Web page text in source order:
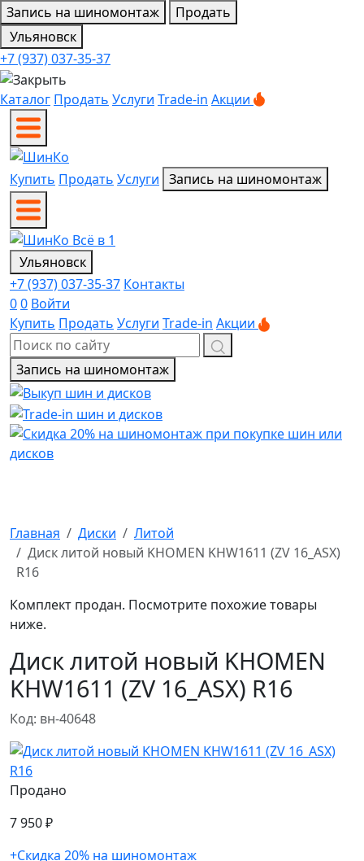
Запись на шиномонтаж
Продать
Ульяновск
+7 (937) 037-35-37
Каталог Продать Услуги Trade-in Акции
Купить Продать Услуги Запись на шиномонтаж
Ульяновск
+7 (937) 037-35-37 Контакты
00 Войти
Купить Продать Услуги Trade-in Акции
Запись на шиномонтаж
Главная Диски
Литой
Диск литой новый KHOMEN KHW1611 (ZV 16_ASX)
R16
Комплект продан. Посмотрите похожие товары
ниже.
Диск литой новый KHOMEN
KHW1611 (ZV 16_ASX) R16
Код: вн-40648
Продано
7 950 ₽
+Скидка 20% на шиномонтаж